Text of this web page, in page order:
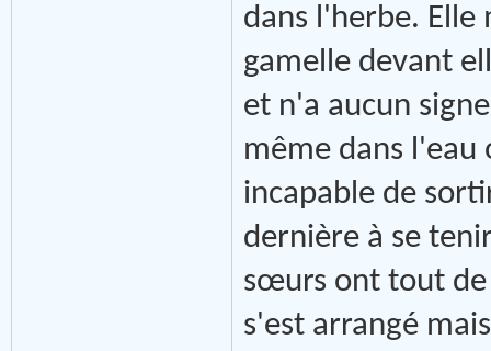
dans l'herbe. Elle
gamelle devant
et n'a aucun
même dans l'eau
incapable de
dernière à se
sœurs ont tout de
s'est arrangé